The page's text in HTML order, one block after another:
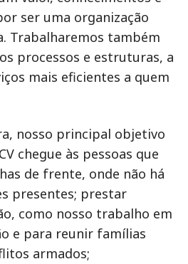
ser uma organização
Trabalharemos também
processos e estruturas, a
mais eficientes a quem
nosso principal objetivo
chegue às pessoas que
de frente, onde não há
presentes; prestar
como nosso trabalho em
e para reunir famílias
armados;